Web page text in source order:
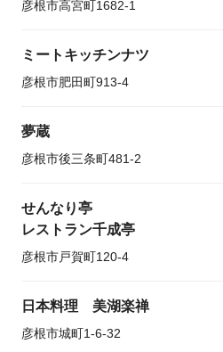
彦根市高宮町1682-1
ミートキッチンナツ
彦根市肥田町913-4
夢蔵
彦根市後三条町481-2
せんなり亭
レストラン千成亭
彦根市戸賀町120-4
日本料理 美湖楽禅
彦根市城町1-6-32